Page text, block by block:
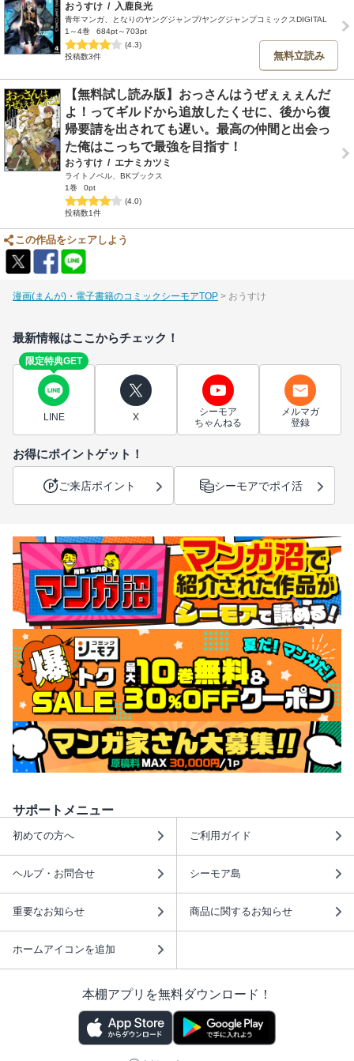
おうすけ / 入鹿良光
青年マンガ、となりのヤングジャンプ/ヤングジャンプコミックスDIGITAL
1～4巻
684pt～703pt
(4.3)
投稿数3件
無料立読み
【無料試し読み版】おっさんはうぜぇぇぇんだ
よ！ってギルドから追放したくせに、後から復
帰要請を出されても遅い。最高の仲間と出会っ
た俺はこっちで最強を目指す！
おうすけ / エナミカツミ
ライトノベル、BKブックス
1巻
0pt
(4.0)
投稿数1件
この作品をシェアしよう
漫画(まんが)・電子書籍のコミックシーモアTOP おうすけ
最新情報はここからチェック！
限定特典GET
LINE X
シーモア
ちゃんねる
メルマガ
登録
お得にポイントゲット！
ご来店ポイント シーモアでポイ活
サポートメニュー
初めての方へ ご利用ガイド
ヘルプ・お問合せ シーモア島
重要なお知らせ 商品に関するお知らせ
ホームアイコンを追加
本棚アプリを無料ダウンロード！